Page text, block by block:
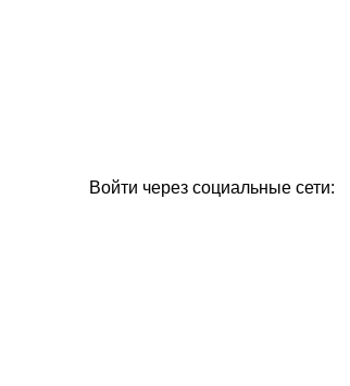
Войти через социальные сети: